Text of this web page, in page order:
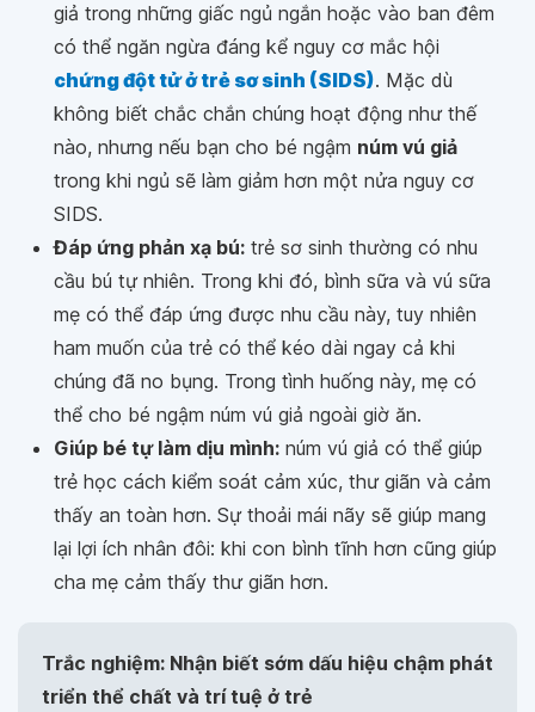
giả trong những giấc ngủ ngắn hoặc vào ban đêm
có thể ngăn ngừa đáng kể nguy cơ mắc hội
chứng đột tử ở trẻ sơ sinh (SIDS). Mặc dù
không biết chắc chắn chúng hoạt động như thế
nào, nhưng nếu bạn cho bé ngậm núm vú giả
trong khi ngủ sẽ làm giảm hơn một nửa nguy cơ
SIDS.
Đáp ứng phản xạ bú: trẻ sơ sinh thường có nhu
cầu bú tự nhiên. Trong khi đó, bình sữa và vú sữa
mẹ có thể đáp ứng được nhu cầu này, tuy nhiên
ham muốn của trẻ có thể kéo dài ngay cả khi
chúng đã no bụng. Trong tình huống này, mẹ có
thể cho bé ngậm núm vú giả ngoài giờ ăn.
Giúp bé tự làm dịu mình: núm vú giả có thể giúp
trẻ học cách kiểm soát cảm xúc, thư giãn và cảm
thấy an toàn hơn. Sự thoải mái nãy sẽ giúp mang
lại lợi ích nhân đôi: khi con bình tĩnh hơn cũng giúp
cha mẹ cảm thấy thư giãn hơn.
Trắc nghiệm: Nhận biết sớm dấu hiệu chậm phát
triển thể chất và trí tuệ ở trẻ